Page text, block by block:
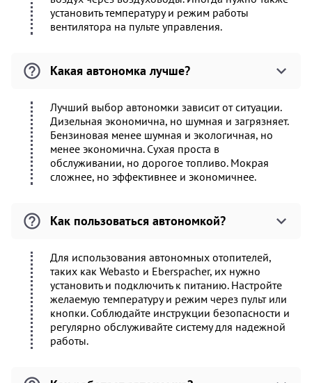
установить температуру и режим работы
вентилятора на пульте управления.
Какая автономка лучше?
Лучший выбор автономки зависит от ситуации.
Дизельная экономична, но шумная и загрязняет.
Бензиновая менее шумная и экологичная, но
менее экономична. Сухая проста в
обслуживании, но дорогое топливо. Мокрая
сложнее, но эффективнее и экономичнее.
Как пользоваться автономкой?
Для использования автономных отопителей,
таких как Webasto и Eberspacher, их нужно
установить и подключить к питанию. Настройте
желаемую температуру и режим через пульт или
кнопки. Соблюдайте инструкции безопасности и
регулярно обслуживайте систему для надежной
работы.